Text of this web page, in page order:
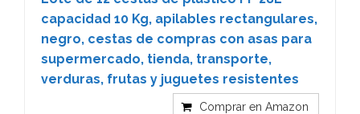
capacidad 10 Kg, apilables rectangulares,
negro, cestas de compras con asas para
supermercado, tienda, transporte,
verduras, frutas y juguetes resistentes
Comprar en Amazon